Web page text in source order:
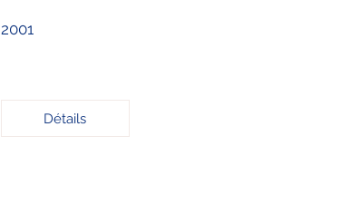
2001
Détails